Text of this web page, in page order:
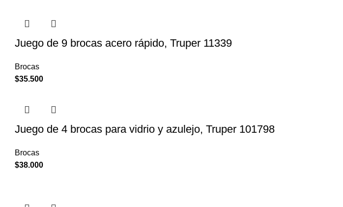
Juego de 9 brocas acero rápido, Truper 11339
Brocas
$35.500
Juego de 4 brocas para vidrio y azulejo, Truper 101798
Brocas
$38.000